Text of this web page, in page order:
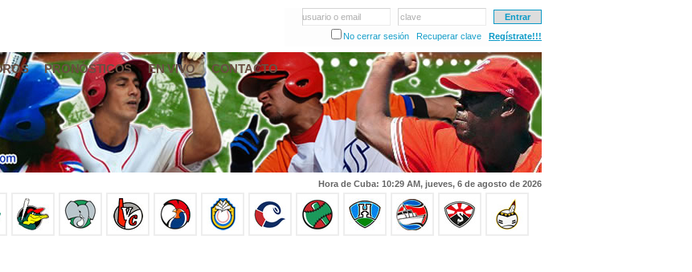
usuario o email
clave
No cerrar sesión
Recuperar clave Regístrate!!!
PRONÓSTICOS EN VIVO CONTACTO
Hora de Cuba: 10:29 AM, jueves, 6 de agosto de 2026